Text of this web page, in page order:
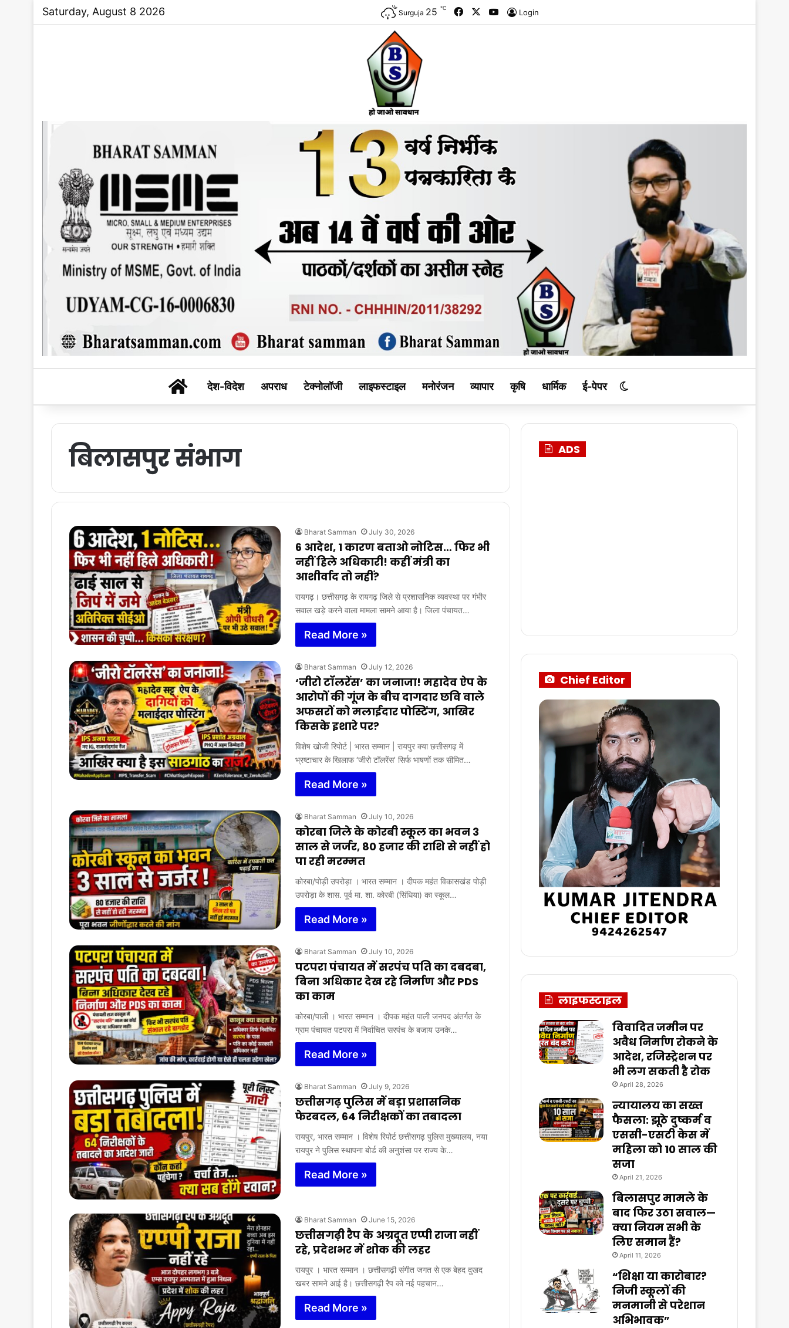
Saturday, August 8 2026 Surguja 25 ℃ FacebookYouTube
Login
BHARAT SAMMAN
देश-विदेश अपराध टेक्नोलॉजी लाइफस्टाइल मनोरंजन व्यापार कृषि धार्मिक ई-पेपर Switch skin
बिलासपुर संभाग
Bharat Samman July 30, 2026
6 आदेश, 1 कारण बताओ नोटिस… फिर भी
नहीं हिले अधिकारी! कहीं मंत्री का
आशीर्वाद तो नहीं?
रायगढ़। छत्तीसगढ़ के रायगढ़ जिले से प्रशासनिक व्यवस्था पर गंभीर
सवाल खड़े करने वाला मामला सामने आया है। जिला पंचायत…
Read More »
Bharat Samman July 12, 2026
‘जीरो टॉलरेंस’ का जनाजा! महादेव ऐप के
आरोपों की गूंज के बीच दागदार छवि वाले
अफसरों को मलाईदार पोस्टिंग, आखिर
किसके इशारे पर?
विशेष खोजी रिपोर्ट | भारत सम्मान | रायपुर क्या छत्तीसगढ़ में
भ्रष्टाचार के खिलाफ ‘जीरो टॉलरेंस’ सिर्फ भाषणों तक सीमित…
Read More »
Bharat Samman July 10, 2026
कोरबा जिले के कोरबी स्कूल का भवन 3
साल से जर्जर, 80 हजार की राशि से नहीं हो
पा रही मरम्मत
कोरबा/पोड़ी उपरोड़ा । भारत सम्मान । दीपक महंत विकासखंड पोड़ी
उपरोड़ा के शास. पूर्व मा. शा. कोरबी (सिंधिया) का स्कूल…
Read More »
Bharat Samman July 10, 2026
पटपरा पंचायत में सरपंच पति का दबदबा,
बिना अधिकार देख रहे निर्माण और PDS
का काम
कोरबा/पाली । भारत सम्मान । दीपक महंत पाली जनपद अंतर्गत के
ग्राम पंचायत पटपरा में निर्वाचित सरपंच के बजाय उनके…
Read More »
Bharat Samman July 9, 2026
छत्तीसगढ़ पुलिस में बड़ा प्रशासनिक
फेरबदल, 64 निरीक्षकों का तबादला
रायपुर, भारत सम्मान । विशेष रिपोर्ट छत्तीसगढ़ पुलिस मुख्यालय, नया
रायपुर ने पुलिस स्थापना बोर्ड की अनुशंसा पर राज्य के…
Read More »
Bharat Samman June 15, 2026
छत्तीसगढ़ी रैप के अग्रदूत एप्पी राजा नहीं
रहे, प्रदेशभर में शोक की लहर
रायपुर । भारत सम्मान । छत्तीसगढ़ी संगीत जगत से एक बेहद दुखद
खबर सामने आई है। छत्तीसगढ़ी रैप को नई पहचान…
Read More »
ADS
Chief Editor
लाइफस्टाइल
विवादित जमीन पर
अवैध निर्माण रोकने के
आदेश, रजिस्ट्रेशन पर
भी लग सकती है रोक
April 28, 2026
न्यायालय का सख्त
फैसला: झूठे दुष्कर्म व
एससी-एसटी केस में
महिला को 10 साल की
सजा
April 21, 2026
बिलासपुर मामले के
बाद फिर उठा सवाल—
क्या नियम सभी के
लिए समान हैं?
April 11, 2026
“शिक्षा या कारोबार?
निजी स्कूलों की
मनमानी से परेशान
अभिभावक”